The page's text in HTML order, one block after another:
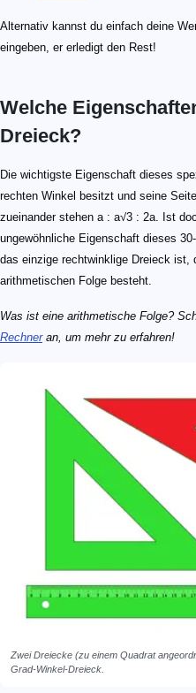
Alternativ kannst du einfach deine
eingeben, er erledigt den Rest!
Welche
Dreieck?
Die wichtigste Eigenschaft dieses
rechten Winkel besitzt und seine
zueinander stehen a : a√3 : 2a. Ist
ungewöhnliche Eigenschaft dieses
das einzige rechtwinklige Dreieck ist,
arithmetischen Folge besteht.
Was ist eine arithmetische Folge?
Rechner an, um mehr zu erfahren!
Zwei Dreiecke (zu einem Quadrat
Grad-Winkel-Dreieck.